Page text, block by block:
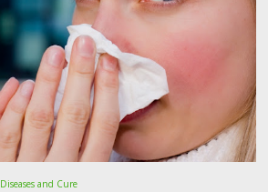
Diseases and Cure